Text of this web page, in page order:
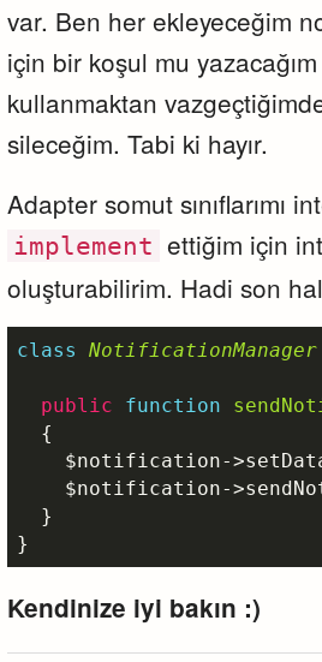
var. Ben her ekleyeceğim
için bir koşul mu
kullanmaktan
sileceğim. Tabi ki hayır.
Adapter somut sınıflarımı
implement ettiğim için
oluşturabilirim. Hadi son
class NotificationManager
public function
{
$notification-
$notification-
  }
}
Kendinize iyi bakın :)